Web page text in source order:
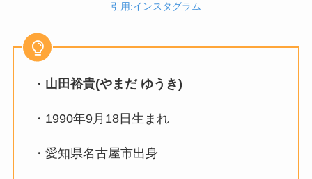
引用:インスタグラム
・ 山田裕貴(やまだ ゆうき)
・1990年9月18日生まれ
・愛知県名古屋市出身